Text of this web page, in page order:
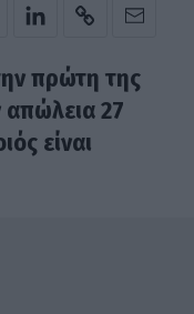
πρώτη της
27
είναι